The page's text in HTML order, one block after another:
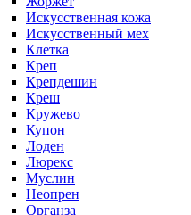
Искусственная кожа
Искусственный мех
Клетка
Креп
Крепдешин
Креш
Кружево
Купон
Лоден
Люрекс
Муслин
Неопрен
Органза